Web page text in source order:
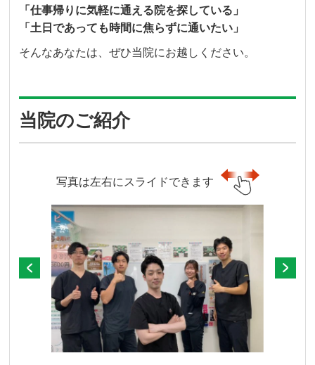
「仕事帰りに気軽に通える院を探している」
「土日であっても時間に焦らずに通いたい」
そんなあなたは、ぜひ当院にお越しください。
当院のご紹介
写真は左右にスライドできます